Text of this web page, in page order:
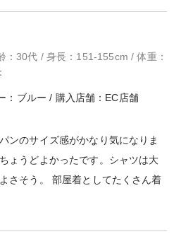
：30代 / 身長：151-155cm / 体重：
：ブルー / 購入店舗：EC店舗
ンのサイズ感がかなり気になりま
ょうどよかったです。シャツは大
さそう。 部屋着としてたくさん着